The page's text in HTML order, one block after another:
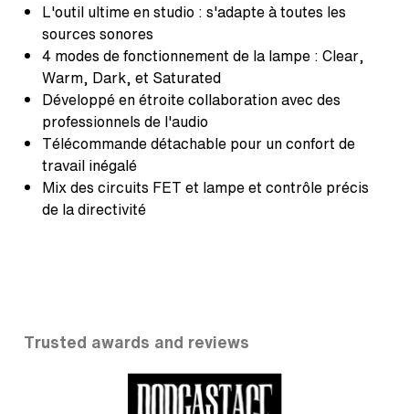
L'outil ultime en studio : s'adapte à toutes les
sources sonores
4 modes de fonctionnement de la lampe : Clear,
Warm, Dark, et Saturated
Développé en étroite collaboration avec des
professionnels de l'audio
Télécommande détachable pour un confort de
travail inégalé
Mix des circuits FET et lampe et contrôle précis
de la directivité
Trusted awards and reviews